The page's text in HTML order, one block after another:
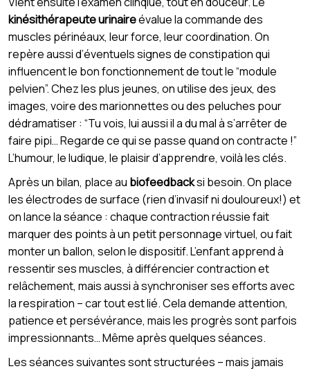
kinésithérapeute urinaireévalue la commande des
muscles périnéaux, leur force, leur coordination. On
repère aussi d’éventuels signes de constipation qui
influencent le bon fonctionnement de tout le “module
pelvien”. Chez les plus jeunes, on utilise des jeux, des
images, voire des marionnettes ou des peluches pour
dédramatiser : “Tu vois, lui aussi il a du mal à s’arrêter de
faire pipi… Regarde ce qui se passe quand on contracte !”
L’humour, le ludique, le plaisir d’apprendre, voilà les clés.
Après un bilan, place au biofeedbacksi besoin. On place
les électrodes de surface (rien d’invasif ni douloureux!) et
on lance la séance : chaque contraction réussie fait
marquer des points à un petit personnage virtuel, ou fait
monter un ballon, selon le dispositif. L’enfant apprend à
ressentir ses muscles, à différencier contraction et
relâchement, mais aussi à synchroniser ses efforts avec
la respiration – car tout est lié. Cela demande attention,
patience et persévérance, mais les progrès sont parfois
impressionnants… Même après quelques séances.
Les séances suivantes sont structurées – mais jamais